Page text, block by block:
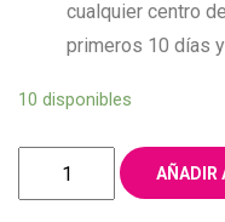
cualquier centro
primeros 10 días
10 disponibles
CUCHILLA
BALLMERK
AÑADIR